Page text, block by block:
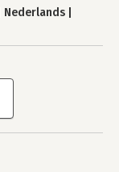
Nederlands